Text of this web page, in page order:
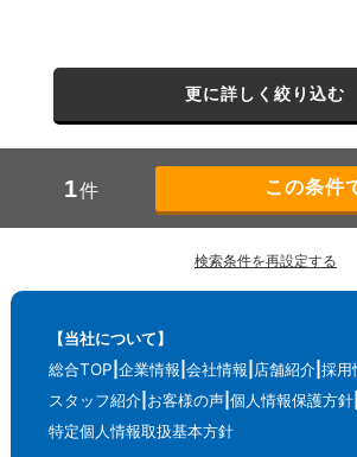
更に詳しく絞り込む
1件
検索条件を再設定する
【当社について】
総合TOP 企業情報 会社情報 店舗紹介 採用
スタッフ紹介 お客様の声 個人情報保護方針
特定個人情報取扱基本方針